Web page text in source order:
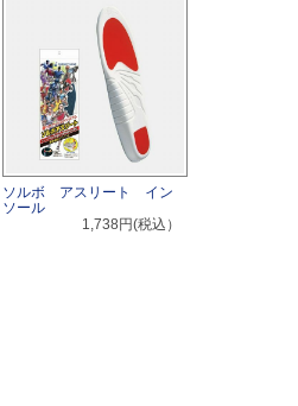
ソルボ アスリート イン
ソール
1,738円(税込）